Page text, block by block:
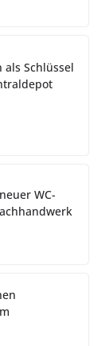
als Schlüssel
WC-